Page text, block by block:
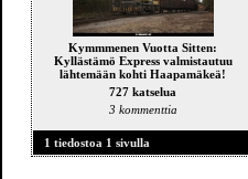
Kymmmenen Vuotta Sitten:
Kyllästämö Express valmistautuu
lähtemään kohti Haapamäkeä!
727 katselua
3 kommenttia
1 tiedostoa 1 sivulla